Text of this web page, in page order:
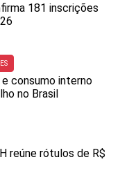
181 inscrições
consumo interno
no Brasil
reúne rótulos de R$